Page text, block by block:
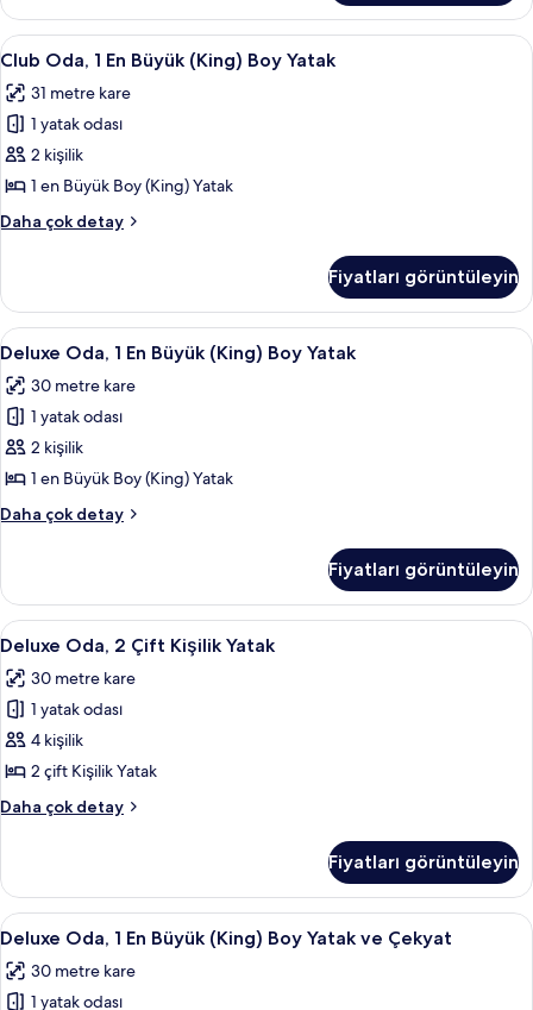
Yatak
hakkında
daha
detay
Club
Oda,
1
En
Büyük
(King)
Boy
Yatak
tüm
fotoğrafları
görün
Kaliteli yatak takımı, odada kasa,
10
Club Oda, 1 En Büyük (King) Boy Yatak
31 metre kare
1 yatak odası
2 kişilik
1 en Büyük Boy (King) Yatak
Daha çok detay
Club
Büyük
(King)
Boy
hakkında
daha
detay
Fiyatları görüntüleyin
Deluxe
Oda,
1
En
Büyük
(King)
Boy
Yatak
tüm
fotoğrafları
görün
Kaliteli yatak takımı, odada kasa,
5
Deluxe Oda, 1 En Büyük (King) Boy Yatak
30 metre kare
1 yatak odası
2 kişilik
1 en Büyük Boy (King) Yatak
Daha çok detay
Deluxe
Büyük
(King)
Boy
hakkında
daha
detay
Fiyatları görüntüleyin
Deluxe
Oda,
2
Çift
Kişilik
Yatak
için
tüm
görün
Kaliteli yatak takımı, odada kasa,
5
Deluxe Oda, 2 Çift Kişilik Yatak
30 metre kare
1 yatak odası
4 kişilik
2 çift Kişilik Yatak
Daha çok detay
Deluxe
Kişilik
Yatak
hakkında
fazla
detay
Fiyatları görüntüleyin
Deluxe
Oda,
1
Kaliteli yatak takımı, odada kasa,
5
Deluxe Oda, 1 En Büyük (King) Boy Yatak ve Çekyat
30 metre kare
1 yatak odası